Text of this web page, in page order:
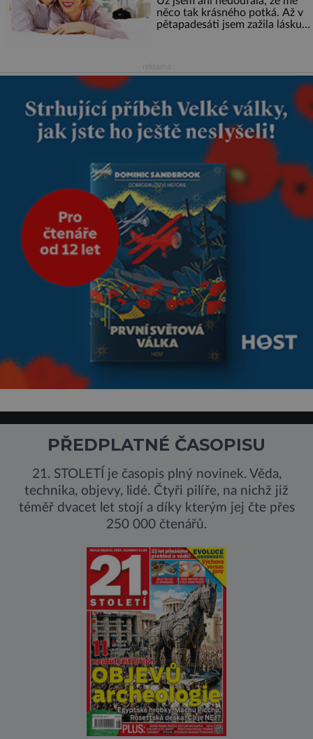
něco tak krásného potká. Až v
pětapadesáti jsem zažila lásku
nás dali dohromady, Toník byl
dobře zaopatřený mladý muž.
Manželství nám oběma moc
nesvědčilo, brzy jsme zjistili, že
PŘEDPLATNÉ ČASOPISU
21. STOLETÍ je časopis plný novinek. Věda,
technika, objevy, lidé. Čtyři pilíře, na nichž již
téměř dvacet let stojí a díky kterým jej čte přes
250 000 čtenářů.